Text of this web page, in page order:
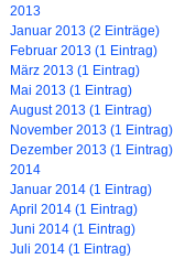
2013
Januar 2013 (2 Einträge)
Februar 2013 (1 Eintrag)
März 2013 (1 Eintrag)
Mai 2013 (1 Eintrag)
August 2013 (1 Eintrag)
November 2013 (1 Eintrag)
Dezember 2013 (1 Eintrag)
2014
Januar 2014 (1 Eintrag)
April 2014 (1 Eintrag)
Juni 2014 (1 Eintrag)
Juli 2014 (1 Eintrag)